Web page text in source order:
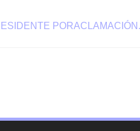
PORACLAMACIÓN.